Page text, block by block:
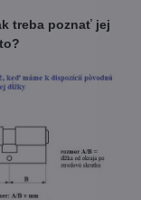
treba poznať jej